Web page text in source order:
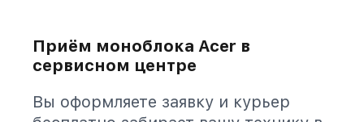
Приём моноблока Acer в
сервисном центре
Вы оформляете заявку и курьер